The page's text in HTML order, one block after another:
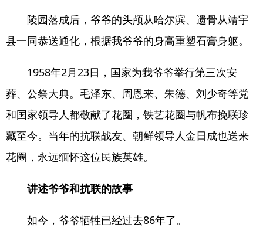
陵园落成后，爷爷的头颅从哈尔滨、遗骨从靖宇
县一同恭送通化，根据我爷爷的身高重塑石膏身躯。
1958年2月23日，国家为我爷爷举行第三次安
葬、公祭大典。毛泽东、周恩来、朱德、刘少奇等党
和国家领导人都敬献了花圈，铁艺花圈与帆布挽联珍
藏至今。当年的抗联战友、朝鲜领导人金日成也送来
花圈，永远缅怀这位民族英雄。
讲述爷爷和抗联的故事
如今，爷爷牺牲已经过去86年了。